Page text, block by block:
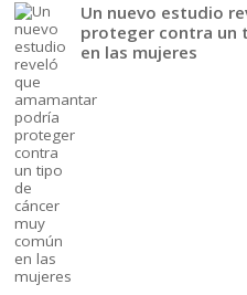
Un nuevo estudio
proteger contra un
en las mujeres